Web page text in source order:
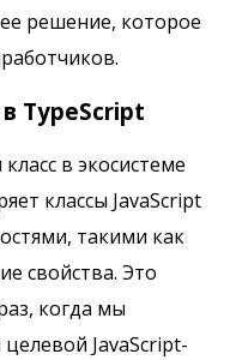
решение, которое
TypeScript
в экосистеме
классы JavaScript
такими как
свойства. Это
когда мы
JavaScript-